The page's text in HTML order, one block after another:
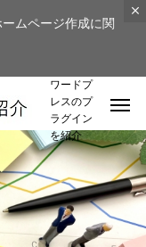
ムページ作成に関
ワードプ
レスのプ
ラグイン
を紹介